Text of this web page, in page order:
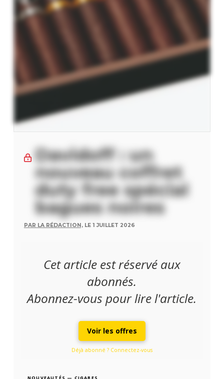
Davidoff : un
nouveau coffret
duty free spécial
bagues noires
PAR LA RÉDACTION, LE 1 JUILLET 2026
Cet article est réservé aux
abonnés.
Abonnez-vous pour lire l'article.
Voir les offres
Déjà abonné ? Connectez-vous
NOUVEAUTÉS — CIGARES